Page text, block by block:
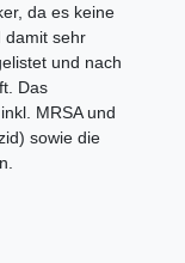
da es keine
damit sehr
und nach
Das
MRSA und
sowie die